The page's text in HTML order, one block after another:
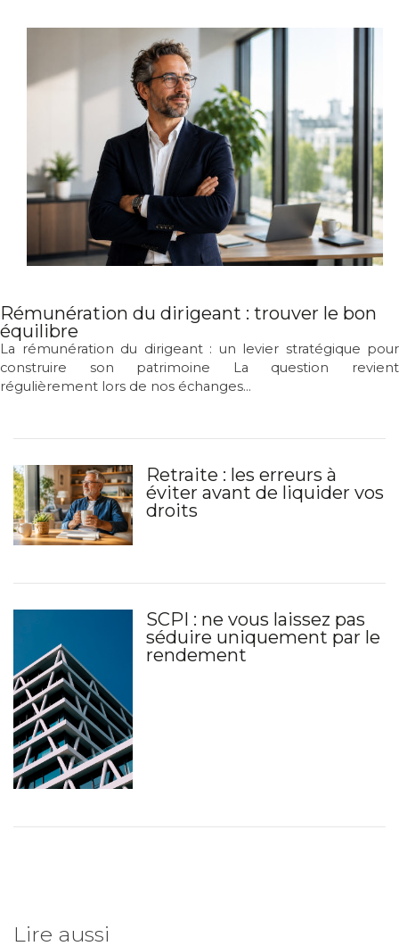
Rémunération du dirigeant : trouver le bon
équilibre
La rémunération du dirigeant : un levier stratégique pour
construire son patrimoine La question revient
régulièrement lors de nos échanges...
Retraite : les erreurs à
éviter avant de liquider vos
droits
SCPI : ne vous laissez pas
séduire uniquement par le
rendement
Lire aussi